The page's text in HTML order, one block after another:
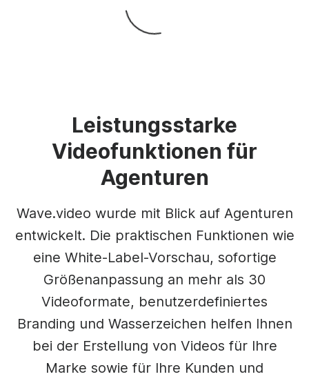
Leistungsstarke
Videofunktionen für
Agenturen
Wave.video wurde mit Blick auf Agenturen
entwickelt. Die praktischen Funktionen wie
eine White-Label-Vorschau, sofortige
Größenanpassung an mehr als 30
Videoformate, benutzerdefiniertes
Branding und Wasserzeichen helfen Ihnen
bei der Erstellung von Videos für Ihre
Marke sowie für Ihre Kunden und